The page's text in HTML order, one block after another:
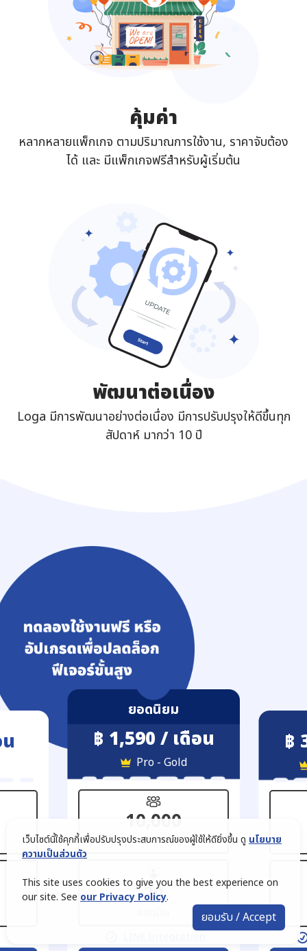
คุ้มค่า
หลากหลายแพ็กเกจ ตามปริมาณการใช้งาน, ราคาจับต้อง
ได้ และ มีแพ็กเกจฟรีสำหรับผู้เริ่มต้น
พัฒนาต่อเนื่อง
Loga มีการพัฒนาอย่างต่อเนื่อง มีการปรับปรุงให้ดีขึ้นทุก
สัปดาห์ มากว่า 10 ปี
ยอดนิยม
฿ 1,590 / เดือน
Pro - Gold
10,000
สมาชิก
20
฿
เว็บไซต์นี้ใช้คุกกี้เพื่อปรับปรุงประสบการณ์ของผู้ใช้ให้ดียิ่งขึ้น ดู นโยบาย
ความเป็นส่วนตัว
This site uses cookies to give you the best experience on
our site. See our Privacy Policy.
ยอมรับ / Accept